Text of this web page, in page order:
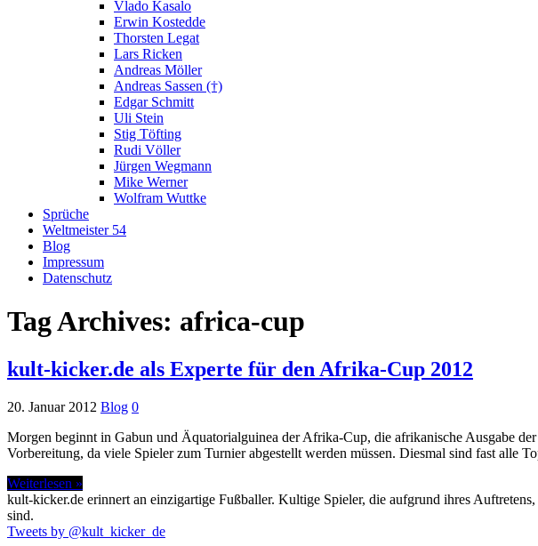
Vlado Kasalo
Erwin Kostedde
Thorsten Legat
Lars Ricken
Andreas Möller
Andreas Sassen (†)
Edgar Schmitt
Uli Stein
Stig Töfting
Rudi Völler
Jürgen Wegmann
Mike Werner
Wolfram Wuttke
Sprüche
Weltmeister 54
Blog
Impressum
Datenschutz
Tag Archives: africa-cup
kult-kicker.de als Experte für den Afrika-Cup 2012
20. Januar 2012 Blog 0
Morgen beginnt in Gabun und Äquatorialguinea der Afrika-Cup, die afrikanische Ausgabe
Vorbereitung, da viele Spieler zum Turnier abgestellt werden müssen. Diesmal sind fast
Weiterlesen »
kult-kicker.de erinnert an einzigartige Fußballer. Kultige Spieler, die aufgrund ihres
sind.
Tweets by @kult_kicker_de